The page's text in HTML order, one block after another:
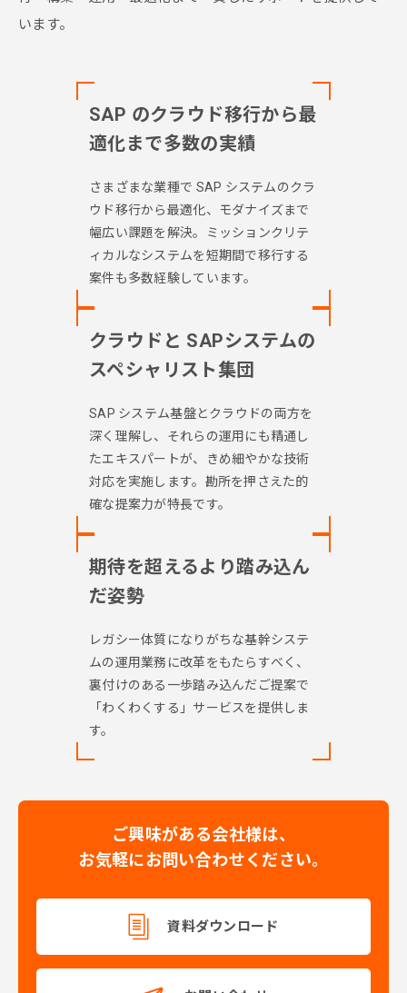
います。
SAP のクラウド移行から最
適化まで多数の実績
さまざまな業種で SAP システムのクラ
ウド移行から最適化、モダナイズまで
幅広い課題を解決。ミッションクリテ
ィカルなシステムを短期間で移行する
案件も多数経験しています。
クラウドと SAPシステムの
スペシャリスト集団
SAP システム基盤とクラウドの両方を
深く理解し、それらの運用にも精通し
たエキスパートが、きめ細やかな技術
対応を実施します。勘所を押さえた的
確な提案力が特長です。
期待を超えるより踏み込ん
だ姿勢
レガシー体質になりがちな基幹システ
ムの運用業務に改革をもたらすべく、
裏付けのある一歩踏み込んだご提案で
「わくわくする」サービスを提供しま
す。
ご興味がある会社様は、
お気軽にお問い合わせください。
資料ダウンロード